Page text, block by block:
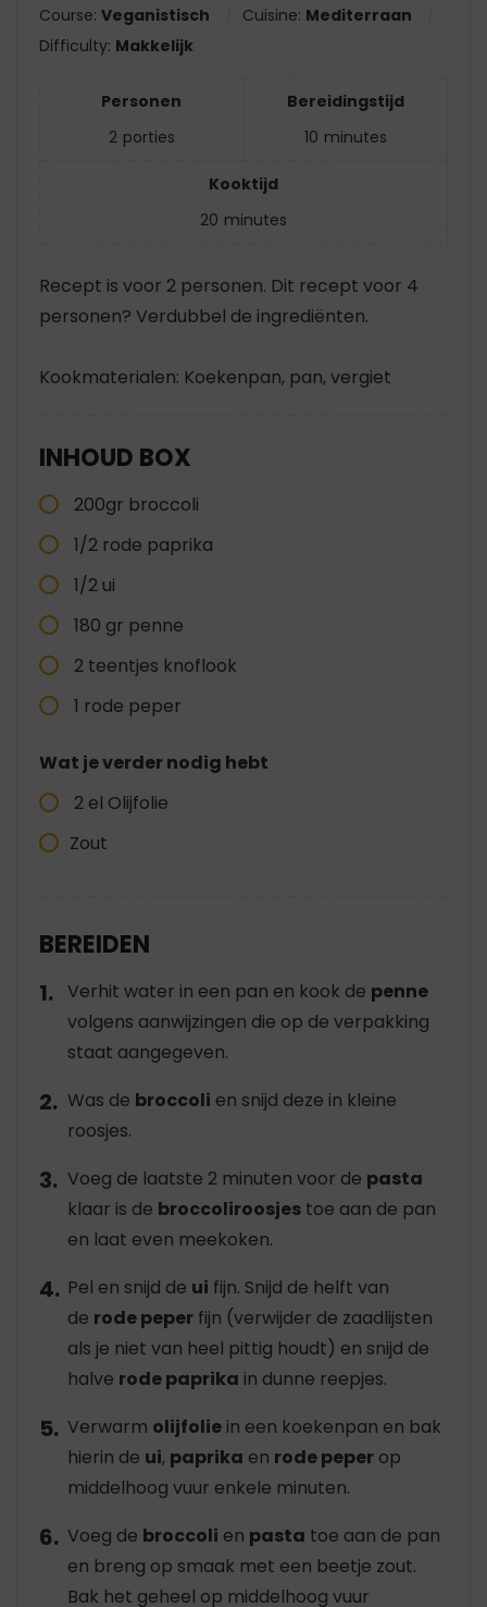
Course: Veganistisch Cuisine: Mediterraan
Difficulty: Makkelijk
Personen
2 porties
Bereidingstijd
10 minutes
Kooktijd
20 minutes
Recept is voor 2 personen. Dit recept voor 4
personen? Verdubbel de ingrediënten.
Kookmaterialen: Koekenpan, pan, vergiet
INHOUD BOX
200gr broccoli
1/2 rode paprika
1/2 ui
180 gr penne
2 teentjes knoflook
1 rode peper
Wat je verder nodig hebt
2 el Olijfolie
Zout
BEREIDEN
Verhit water in een pan en kook de penne
volgens aanwijzingen die op de verpakking
staat aangegeven.
Was de broccoli en snijd deze in kleine
roosjes.
Voeg de laatste 2 minuten voor de pasta
klaar is de broccoliroosjes toe aan de pan
en laat even meekoken.
Pel en snijd de ui fijn. Snijd de helft van
de rode peper fijn (verwijder de zaadlijsten
als je niet van heel pittig houdt) en snijd de
halve rode paprika in dunne reepjes.
Verwarm olijfolie in een koekenpan en bak
hierin de ui, paprika en rode peper op
middelhoog vuur enkele minuten.
Voeg de broccoli en pasta toe aan de pan
en breng op smaak met een beetje zout.
Bak het geheel op middelhoog vuur